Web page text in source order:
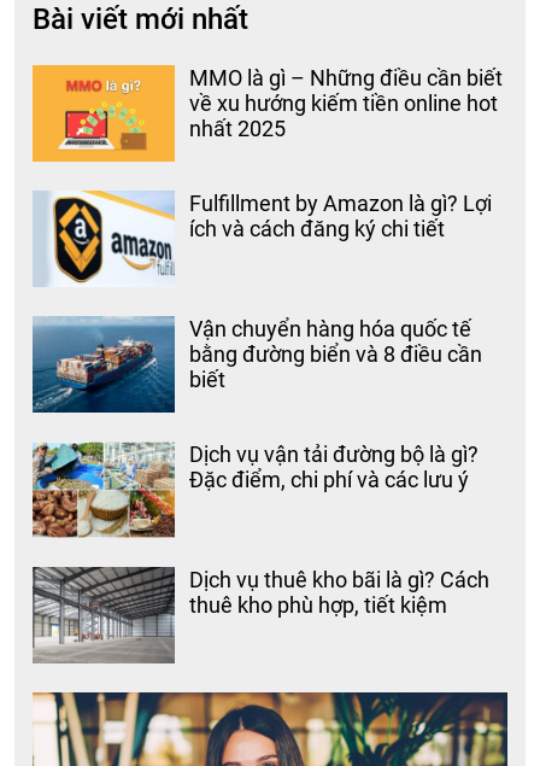
Bài viết mới nhất
MMO là gì – Những điều cần biết
về xu hướng kiếm tiền online hot
nhất 2025
Fulfillment by Amazon là gì? Lợi
ích và cách đăng ký chi tiết
Vận chuyển hàng hóa quốc tế
bằng đường biển và 8 điều cần
biết
Dịch vụ vận tải đường bộ là gì?
Đặc điểm, chi phí và các lưu ý
Dịch vụ thuê kho bãi là gì? Cách
thuê kho phù hợp, tiết kiệm